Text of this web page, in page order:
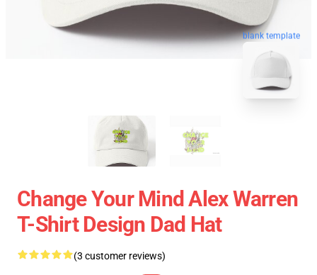
blank template
Change Your Mind Alex Warren
T-Shirt Design Dad Hat
(3 customer reviews)